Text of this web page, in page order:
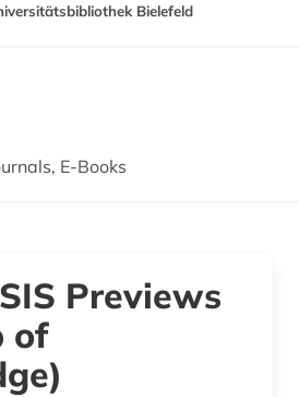
Bielefeld
E-Books
Previews
of